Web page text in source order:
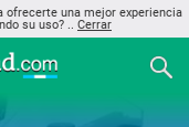
una mejor experiencia
su uso? .. Cerrar